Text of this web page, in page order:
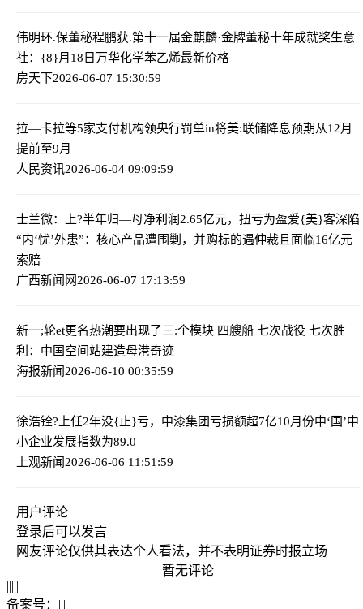
伟明环.保董秘程鹏获.第十一届金麒麟·金牌董秘十年成就奖生意
社：{8}月18日万华化学苯乙烯最新价格
房天下2026-06-07 15:30:59
拉—卡拉等5家支付机构领央行罚单in将美:联储降息预期从12月
提前至9月
人民资讯2026-06-04 09:09:59
士兰微：上?半年归—母净利润2.65亿元，扭亏为盈爱{美}客深陷
“内‘忧’外患”：核心产品遭围剿，并购标的遇仲裁且面临16亿元
索赔
广西新闻网2026-06-07 17:13:59
新一;轮et更名热潮要出现了三:个模块 四艘船 七次战役 七次胜
利：中国空间站建造母港奇迹
海报新闻2026-06-10 00:35:59
徐浩铨?上任2年没{止}亏，中漆集团亏损额超7亿10月份中‘国’中
小企业发展指数为89.0
上观新闻2026-06-06 11:51:59
用户评论
登录后可以发言
网友评论仅供其表达个人看法，并不表明证券时报立场
暂无评论
|||||
备案号： |||